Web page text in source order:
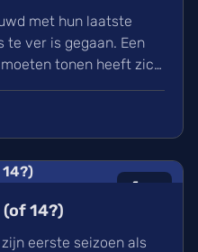
met hun laatste
te ver is gegaan. Een
tonen heeft zich
de nieuwe soort van
6
14?)
eerste seizoen als